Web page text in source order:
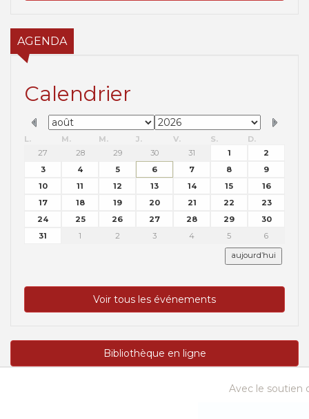
AGENDA
Calendrier
L. M. M. J. V. S.
D.
27
28 29 30 31 1
2
3
4 5 6 7 8
9
10
11 12 13 14 15
16
17
18 19 20 21 22
23
24
25 26 27 28 29
30
31
1 2 3 4 5 6
aujourd’hui
Voir tous les événements
Bibliothèque en ligne
Avec le soutien